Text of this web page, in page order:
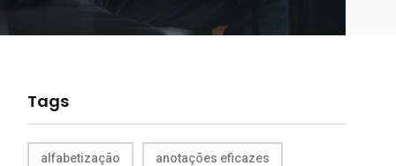
Tags
alfabetização anotações eficazes